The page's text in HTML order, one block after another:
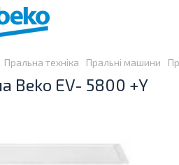
Пральна техніка Пральні машини
Beko EV- 5800 +Y